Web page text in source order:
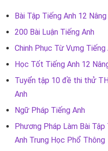
Bài Tập Tiếng Anh 12 Nâng
200 Bài Luận Tiếng Anh
Chinh Phục Từ Vựng Tiếng
Học Tốt Tiếng Anh 12
Tuyển tập 10 đề thi thử
Anh
Ngữ Pháp Tiếng Anh
Phương Pháp Làm Bài
Anh Trung Học Phổ Thông